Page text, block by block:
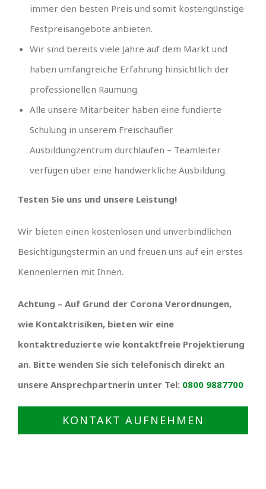
immer den besten Preis und somit kostengünstige
Festpreisangebote anbieten.
Wir sind bereits viele Jahre auf dem Markt und
haben umfangreiche Erfahrung hinsichtlich der
professionellen Räumung.
Alle unsere Mitarbeiter haben eine fundierte
Schulung in unserem Freischaufler
Ausbildungzentrum durchlaufen – Teamleiter
verfügen über eine handwerkliche Ausbildung.
Testen Sie uns und unsere Leistung!
Wir bieten einen kostenlosen und unverbindlichen
Besichtigungstermin an und freuen uns auf ein erstes
Kennenlernen mit Ihnen.
Achtung – Auf Grund der Corona Verordnungen,
wie Kontaktrisiken, bieten wir eine
kontaktreduzierte wie kontaktfreie Projektierung
an. Bitte wenden Sie sich telefonisch direkt an
unsere Ansprechpartnerin unter Tel: 0800 9887700
KONTAKT AUFNEHMEN